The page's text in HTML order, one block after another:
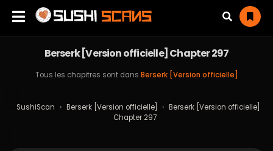
Berserk [Version officielle] Chapter 297
Tous les chapitres sont dans Berserk [Version officielle]
SushiScan › Berserk [Version officielle] › Berserk [Version officielle]
Chapter 297